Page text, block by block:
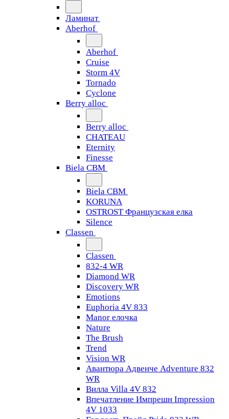
Ламинат
Aberhof
Aberhof
Cruise
Storm 4V
Tornado
Сyclone
Berry alloc
Berry alloc
CHATEAU
Eternity
Finesse
Biela CBM
Biela CBM
KORUNA
OSTROST Французская елка
Silence
Classen
Classen
832-4 WR
Diamond WR
Discovery WR
Emotions
Euphoria 4V 833
Manor елочка
Nature
The Brush
Trend
Vision WR
Авантюра Адвенче Adventure 832
WR
Вилла Villa 4V 832
Впечатление Импрешн Impression
4V 1033